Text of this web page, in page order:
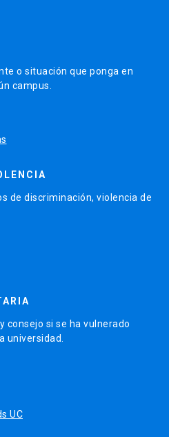
o situación que ponga en
campus.
de discriminación, violencia de
consejo si se ha vulnerado
universidad.
UC